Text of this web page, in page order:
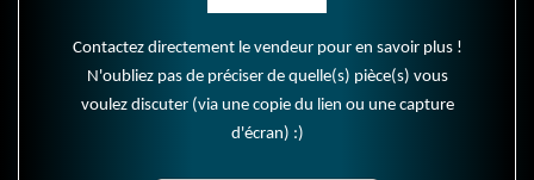
Contactez directement le vendeur pour en savoir plus !
N'oubliez pas de préciser de quelle(s) pièce(s) vous
voulez discuter (via une copie du lien ou une capture
d'écran) :)